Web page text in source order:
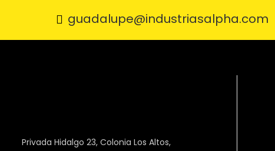
guadalupe@industriasalpha.com
Privada Hidalgo 23, Colonia Los Altos,